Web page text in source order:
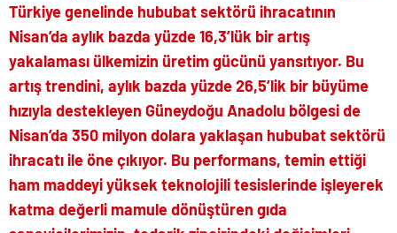
Türkiye genelinde hububat sektörü ihracatının
Nisan’da aylık bazda yüzde 16,3’lük bir artış
yakalaması ülkemizin üretim gücünü yansıtıyor. Bu
artış trendini, aylık bazda yüzde 26,5’lik bir büyüme
hızıyla destekleyen Güneydoğu Anadolu bölgesi de
Nisan’da 350 milyon dolara yaklaşan hububat sektörü
ihracatı ile öne çıkıyor. Bu performans, temin ettiği
ham maddeyi yüksek teknolojili tesislerinde işleyerek
katma değerli mamule dönüştüren gıda